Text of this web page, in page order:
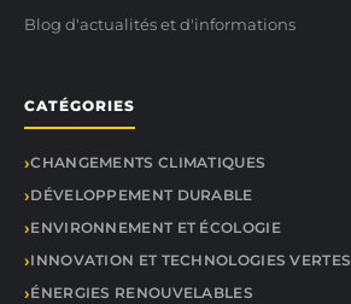
Blog d'actualités et d'informations
CATÉGORIES
CHANGEMENTS CLIMATIQUES
DÉVELOPPEMENT DURABLE
ENVIRONNEMENT ET ÉCOLOGIE
INNOVATION ET TECHNOLOGIES VERTES
ÉNERGIES RENOUVELABLES